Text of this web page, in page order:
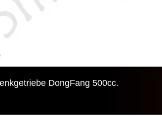
DongFang 500cc.